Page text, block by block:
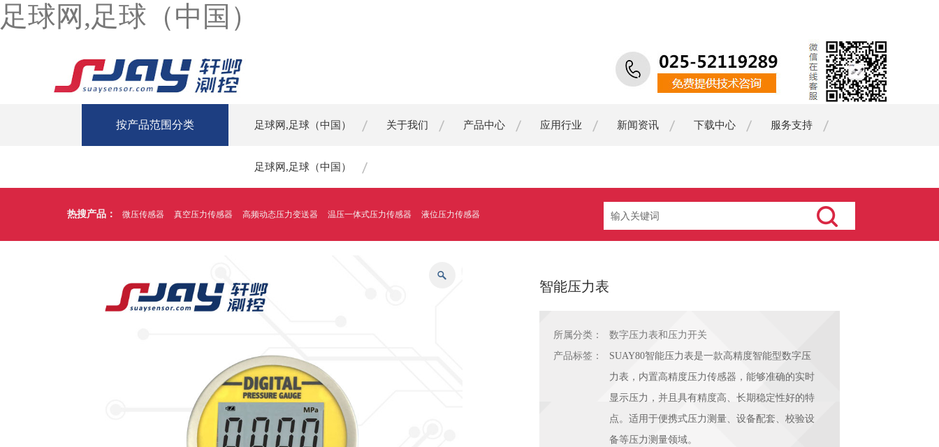
足球网,足球（中国）
按产品范围分类 足球网,足球（中国） 关于我们 产品中心 应用行业 新闻资讯 下载中心 服务支持
足球网,足球（中国）
热搜产品： 微压传感器 真空压力传感器 高频动态压力变送器 温压一体式压力传感器 液位压力传感器
智能压力表
所属分类：
数字压力表和压力开关
产品标签：
SUAY80智能压力表是一款高精度智能型数字压
力表，内置高精度压力传感器，能够准确的实时
显示压力，并且具有精度高、长期稳定性好的特
点。适用于便携式压力测量、设备配套、校验设
备等压力测量领域。